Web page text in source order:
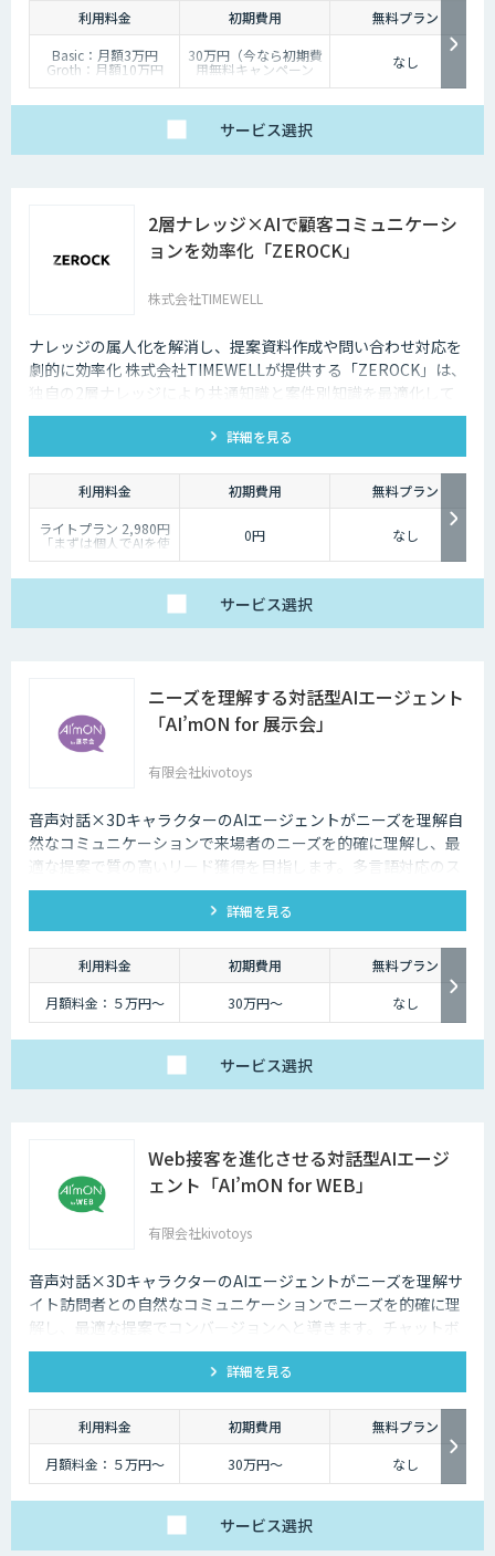
利用料金 初期費用
無料プラン
Basic：月額3万円
Groth：月額10万円
Enterprise：月額20万
30万円（今なら初期費
用無料キャンペーン
中）
なし
サービス選択
2層ナレッジ×AIで顧客コミュニケーシ
ョンを効率化「ZEROCK」
株式会社TIMEWELL
ナレッジの属人化を解消し、提案資料作成や問い合わせ対応を
劇的に効率化 株式会社TIMEWELLが提供する「ZEROCK」は、
独自の2層ナレッジにより共通知識と案件別知識を最適化して
活用できるAIエージェントです 。資料作成や返信工数を最大
80%削減し、商談獲得までを自動化します。
詳細を見る
利用料金 初期費用
無料プラン
ライトプラン 2,980円
「まずは個人でAIを使
い倒したい」方に
で、日々の壁打ちや調
※AIスライド作成など
「チームで業務を劇的
に変えたい」方に
・5名様まで一律料金
で使い放題
・全機能制限なし！ AI
スライドも自動作成
を最大化
0円 なし
サービス選択
ニーズを理解する対話型AIエージェント
「AI’mON for 展示会」
有限会社kivotoys
音声対話×3DキャラクターのAIエージェントがニーズを理解自
然なコミュニケーションで来場者のニーズを的確に理解し、最
適な提案で質の高いリード獲得を目指します。多言語対応のス
タッフとして、人件費削減も実現。対話記録の取得・分析で展
示会後の追客も確実な成果へ。詳細を見る
利用料金 初期費用
無料プラン
月額料金：５万円〜
30万円〜 なし
サービス選択
Web接客を進化させる対話型AIエージ
ェント「AI’mON for WEB」
有限会社kivotoys
音声対話×3DキャラクターのAIエージェントがニーズを理解サ
イト訪問者との自然なコミュニケーションでニーズを的確に理
解し、最適な提案でコンバージョンへと導きます。チャットボ
ットを超えた最強のデジタル営業、デジタル広報担当です。
詳細を見る
利用料金 初期費用
無料プラン
月額料金：５万円〜
30万円〜 なし
サービス選択